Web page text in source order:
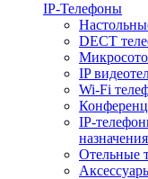
IP-Телефоны
DECT
IP
Wi-Fi
IP-
назначения
Отельные